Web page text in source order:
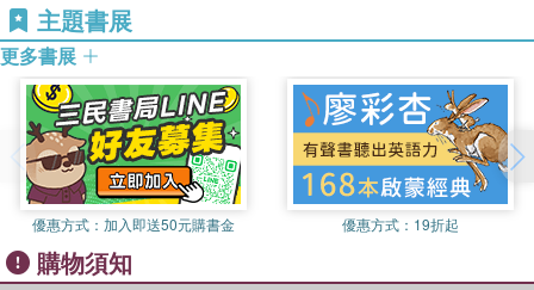
and education, the book explains how cultural and legally
inscribed expectations of teachers have been remarkably
impermeable over time. In particular, the volume focuses
on the educational transformations that have taken place
worldwide since the pandemic occurred, including reduced
educational resources, labor strife, and contradictory
governmental directives. As the book articulates, these
changes affect some of the most persistent educational
topics, including student achievement, student health, and
teacher satisfaction.
主題書展
更多書展
優惠方式： 加入即送50元購書金 優惠方式： 19折起
購物須知